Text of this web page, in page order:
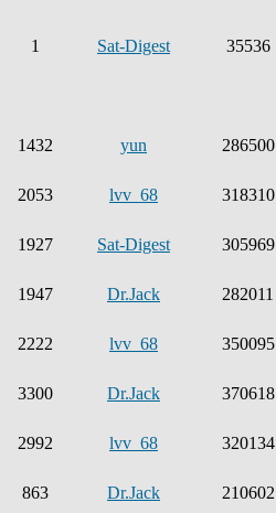
1 Sat-Digest 35536
1432 yun 286500
2053 lvv_68 318310
1927 Sat-Digest 305969
1947 Dr.Jack 282011
2222 lvv_68 350095
3300 Dr.Jack 370618
2992 lvv_68 320134
863 Dr.Jack 210602